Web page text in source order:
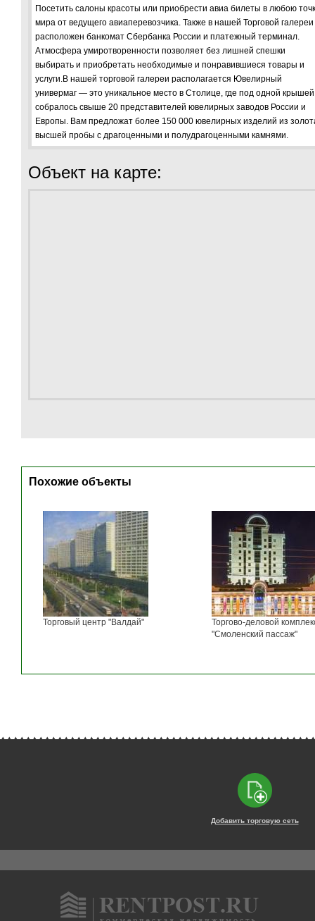
Посетить салоны красоты или приобрести авиа билеты в любою
мира от ведущего авиаперевозчика. Также в нашей Торговой галереи
расположен банкомат Сбербанка России и платежный терминал.
Атмосфера умиротворенности позволяет без лишней спешки
выбирать и приобретать необходимые и понравившиеся товары и
услуги.В нашей торговой галереи располагается Ювелирный
универмаг — это уникальное место в Столице, где под одной крышей
собралось свыше 20 представителей ювелирных заводов России и
Европы. Вам предложат более 150 000 ювелирных изделий из
высшей пробы с драгоценными и полудрагоценными камнями.
Объект на карте:
Похожие объекты
Торговый центр "Валдай"
Торгово-деловой
"Смоленский пассаж"
Добавить торговую сеть